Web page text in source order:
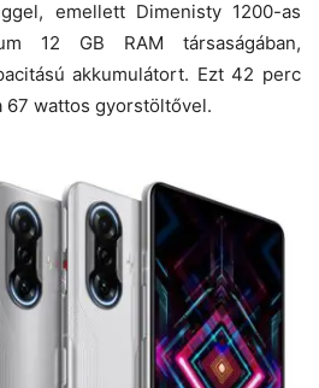
emellett Dimenisty 1200-as
12 GB RAM társaságában,
akkumulátort. Ezt 42 perc
wattos gyorstöltővel.